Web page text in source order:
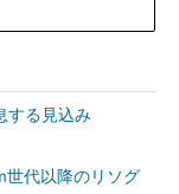
する見込み
世代以降のリソグ